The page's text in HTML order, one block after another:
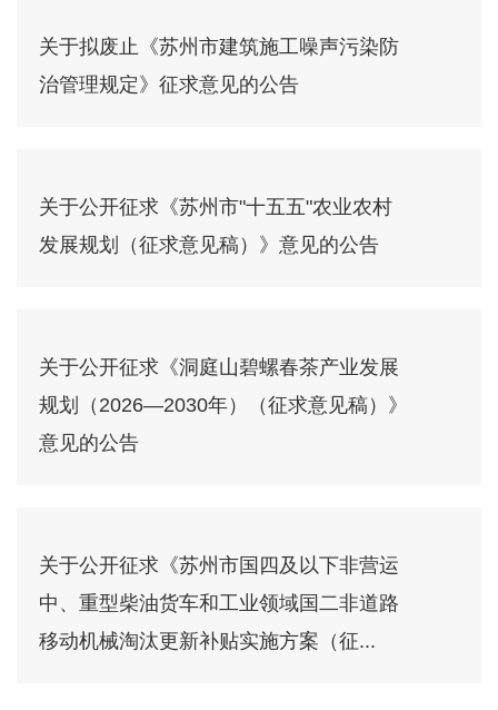
关于拟废止《苏州市建筑施工噪声污染防
治管理规定》征求意见的公告
关于公开征求《苏州市"十五五"农业农村
发展规划（征求意见稿）》意见的公告
关于公开征求《洞庭山碧螺春茶产业发展
规划（2026—2030年）（征求意见稿）》
意见的公告
关于公开征求《苏州市国四及以下非营运
中、重型柴油货车和工业领域国二非道路
移动机械淘汰更新补贴实施方案（征...